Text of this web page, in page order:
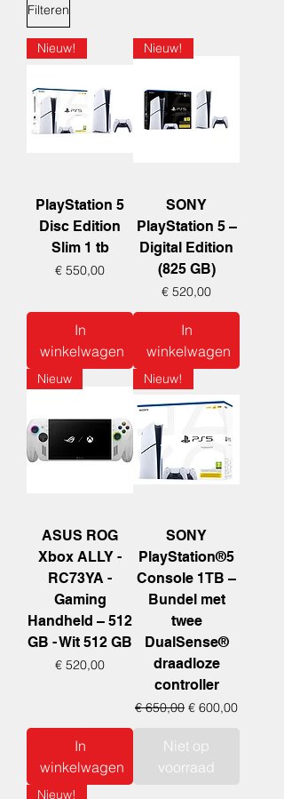
Filteren
Nieuw!
PlayStation 5
Disc Edition
Slim 1 tb
Prijs
€ 550,00
In
winkelwagen
Nieuw!
SONY
PlayStation 5 –
Digital Edition
(825 GB)
Prijs
€ 520,00
In
winkelwagen
Nieuw
ASUS ROG
Xbox ALLY -
RC73YA -
Gaming
Handheld – 512
GB - Wit 512 GB
Prijs
€ 520,00
In
winkelwagen
Nieuw!
SONY
PlayStation®5
Console 1TB –
Bundel met
twee
DualSense®
draadloze
controller
Normale prijs
€ 650,00 Verkoopprijs
€ 600,00
Niet op
voorraad
Nieuw!